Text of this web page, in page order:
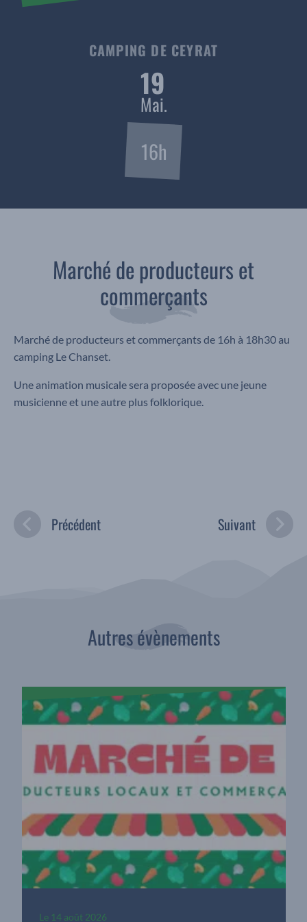
CAMPING DE CEYRAT
19
Mai.
16h
Marché de producteurs et
commerçants
Marché de producteurs et commerçants de 16h à 18h30 au
camping Le Chanset.
Une animation musicale sera proposée avec une jeune
musicienne et une autre plus folklorique.
Précédent Suivant
Autres évènements
Le 14 août 2026